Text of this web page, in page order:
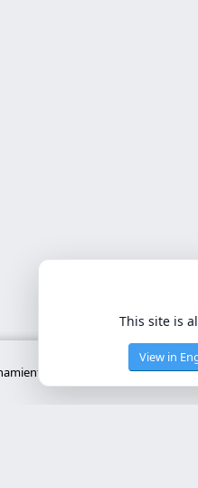
básico del sitio. No
This site is
View in